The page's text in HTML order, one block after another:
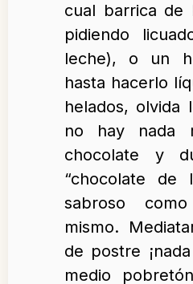
cual barrica de
pidiendo
leche), o un
hasta hacerlo
helados, olvida
no hay nada
chocolate y
“chocolate de
sabroso
mismo.
de postre
medio